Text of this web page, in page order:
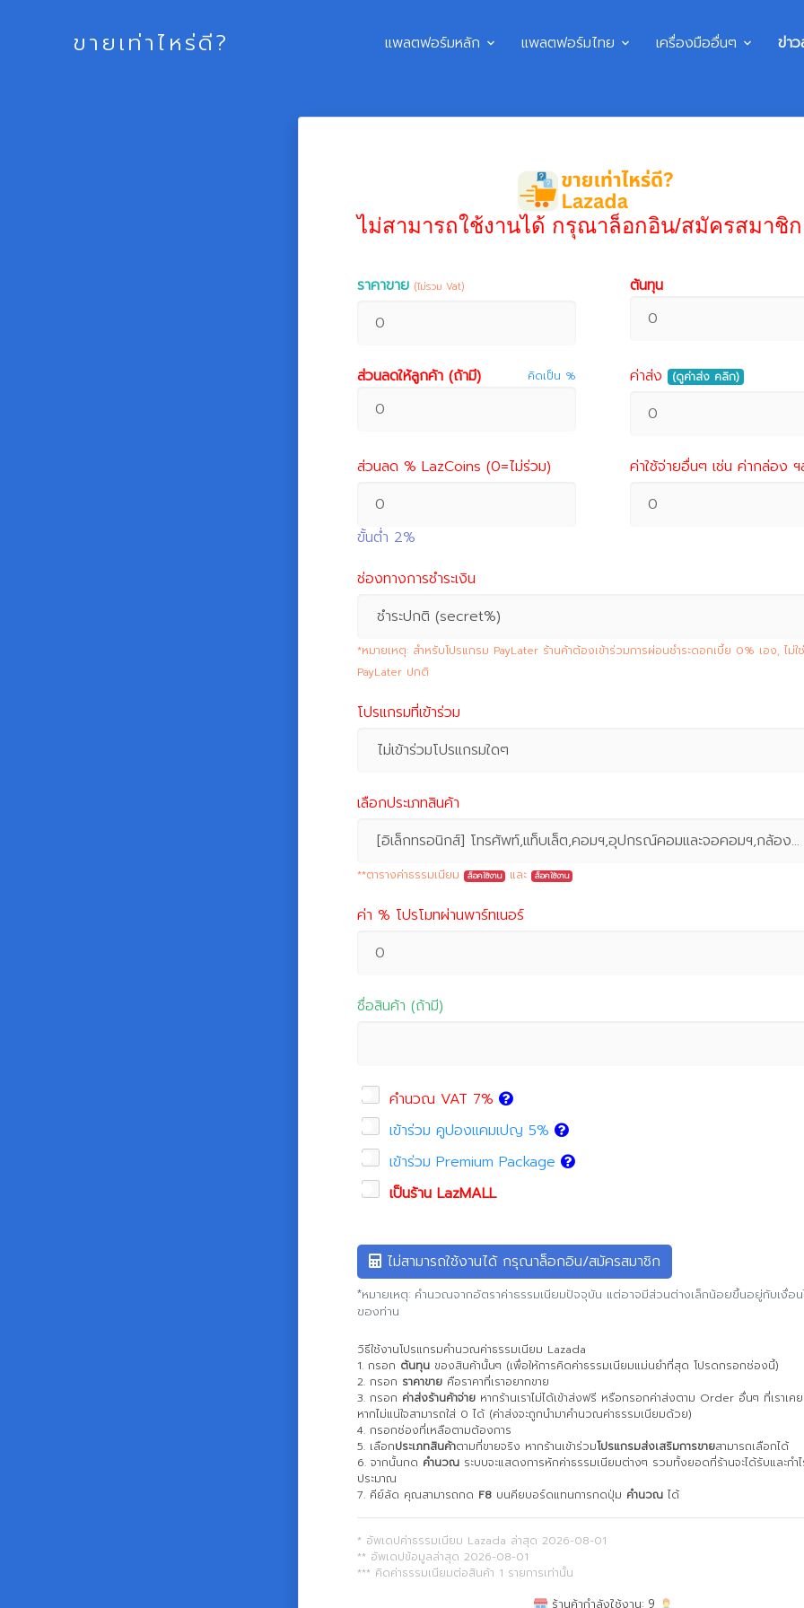
ขายเท่าไหร่ดี? แพลตฟอร์มหลัก แพลตฟอร์มไทย เครื่องมืออื่นๆ ข่าว
ไม่สามารถใช้งานได้ กรุณาล็อกอิน/สมัครสมาชิก
ราคาขาย (ไม่รวม Vat) ต้นทุน
ส่วนลดให้ลูกค้า (ถ้ามี) คิดเป็น % ค่าส่ง (ดูค่าส่ง คลิก)
ส่วนลด % LazCoins (0=ไม่ร่วม)
ขั้นต่ำ 2%
ค่าใช้จ่ายอื่นๆ เช่น ค่ากล่อง ฯ
ช่องทางการชำระเงิน
ชำระปกติ (secret%)
*หมายเหตุ: สำหรับโปรแกรม PayLater ร้านค้าต้องเข้าร่วมการผ่อนชำระดอกเบี้ย 0% เอง, ไม่ใช่
PayLater ปกติ
โปรแกรมที่เข้าร่วม
ไม่เข้าร่วมโปรแกรมใดๆ
เลือกประเภทสินค้า
[อิเล็กทรอนิกส์] โทรศัพท์,แท็บเล็ต,คอมฯ,อุปกรณ์คอมและจอคอมฯ,กล้องและโดรน (secret%)
**ตารางค่าธรรมเนียม ล็อคใช้งาน และ ล็อคใช้งาน
ค่า % โปรโมทผ่านพาร์ทเนอร์
ชื่อสินค้า (ถ้ามี)
คำนวณ VAT 7%
เข้าร่วม คูปองแคมเปญ 5%
เข้าร่วม Premium Package
เป็นร้าน LazMALL
ไม่สามารถใช้งานได้ กรุณาล็อกอิน/สมัครสมาชิก
*หมายเหตุ: คำนวณจากอัตราค่าธรรมเนียมปัจจุบัน แต่อาจมีส่วนต่างเล็กน้อยขึ้นอยู่กับเงื่อน
ของท่าน
วิธีใช้งานโปรแกรมคำนวณค่าธรรมเนียม Lazada
1. กรอก ต้นทุน ของสินค้านั้นๆ (เพื่อให้การคิดค่าธรรมเนียมแม่นยำที่สุด โปรดกรอกช่องนี้)
2. กรอก ราคาขาย คือราคาที่เราอยากขาย
3. กรอก ค่าส่งร้านค้าจ่าย หากร้านเราไม่ได้เข้าส่งฟรี หรือกรอกค่าส่งตาม Order อื่นๆ ที่เราเค
หากไม่แน่ใจสามารถใส่ 0 ได้ (ค่าส่งจะถูกนำมาคำนวณค่าธรรมเนียมด้วย)
4. กรอกช่องที่เหลือตามต้องการ
5. เลือกประเภทสินค้าตามที่ขายจริง หากร้านเข้าร่วมโปรแกรมส่งเสริมการขายสามารถเลือกได้
6. จากนั้นกด คำนวณ ระบบจะแสดงการหักค่าธรรมเนียมต่างๆ รวมทั้งยอดที่ร้านจะได้รับและกำ
ประมาณ
7. คีย์ลัด คุณสามารถกด F8 บนคียบอร์ดแทนการกดปุ่ม คำนวณ ได้
* อัพเดปค่าธรรมเนียม Lazada ล่าสุด 2026-08-01
** อัพเดปข้อมูลล่าสุด 2026-08-01
*** คิดค่าธรรมเนียมต่อสินค้า 1 รายการเท่านั้น
ร้านค้ากำลังใช้งาน: 9